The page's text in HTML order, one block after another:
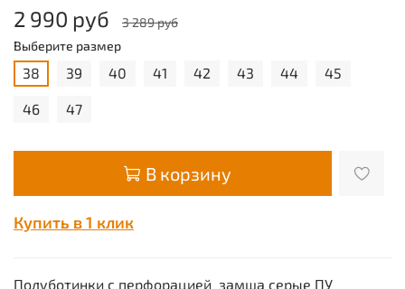
2 990 руб
3 289 руб
Выберите размер
38 39 40 41 42 43 44 45
46 47
В корзину
Купить в 1 клик
Полуботинки с перфорацией замша серые ПУ